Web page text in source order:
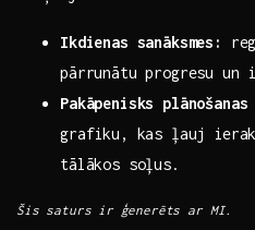
Ikdienas sanāksmes:
pārrunātu progresu un
Pakāpenisks
grafiku, kas ļauj
tālākos soļus.
Šis saturs⁣ ir ģenerēts ar MI.